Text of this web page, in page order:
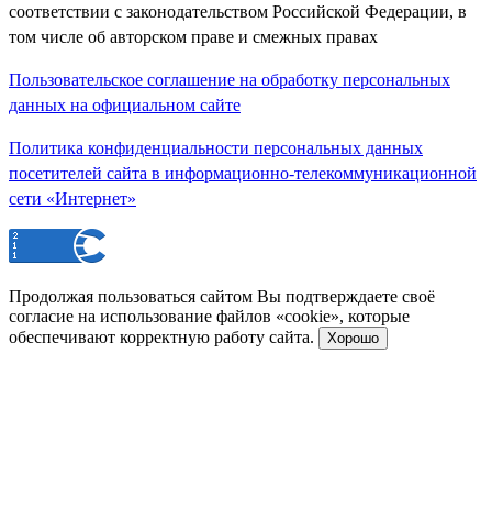
соответствии с законодательством Российской Федерации, в
том числе об авторском праве и смежных правах
Пользовательское соглашение на обработку персональных
данных на официальном сайте
Политика конфиденциальности персональных данных
посетителей сайта в информационно-телекоммуникационной
сети «Интернет»
Продолжая пользоваться сайтом Вы подтверждаете своё
согласие на использование файлов «cookie», которые
обеспечивают корректную работу сайта.
Хорошо